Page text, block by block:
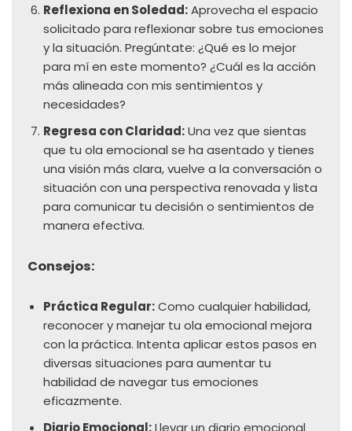
Reflexiona en Soledad:Aprovecha el espacio
solicitado para reflexionar sobre tus emociones
y la situación. Pregúntate: ¿Qué es lo mejor
para mí en este momento? ¿Cuál es la acción
más alineada con mis sentimientos y
necesidades?
Regresa con Claridad:Una vez que sientas
que tu ola emocional se ha asentado y tienes
una visión más clara, vuelve a la conversación o
situación con una perspectiva renovada y lista
para comunicar tu decisión o sentimientos de
manera efectiva.
Consejos:
Práctica Regular:Como cualquier habilidad,
reconocer y manejar tu ola emocional mejora
con la práctica. Intenta aplicar estos pasos en
diversas situaciones para aumentar tu
habilidad de navegar tus emociones
eficazmente.
Diario Emocional:Llevar un diario emocional